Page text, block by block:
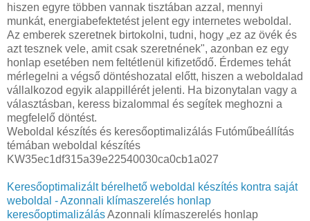
hiszen egyre többen vannak tisztában azzal, mennyi
munkát, energiabefektetést jelent egy internetes weboldal.
Az emberek szeretnek birtokolni, tudni, hogy „ez az övék és
azt tesznek vele, amit csak szeretnének", azonban ez egy
honlap esetében nem feltétlenül kifizetődő. Érdemes tehát
mérlegelni a végső döntéshozatal előtt, hiszen a weboldalad
vállalkozod egyik alappillérét jelenti. Ha bizonytalan vagy a
választásban, keress bizalommal és segítek meghozni a
megfelelő döntést.
Weboldal készítés és keresőoptimalizálás Futóműbeállítás
témában weboldal készítés
KW35ec1df315a39e22540030ca0cb1a027
Keresőoptimalizált bérelhető weboldal készítés kontra saját
weboldal - Azonnali klímaszerelés honlap
keresőoptimalizálásAzonnali klímaszerelés honlap